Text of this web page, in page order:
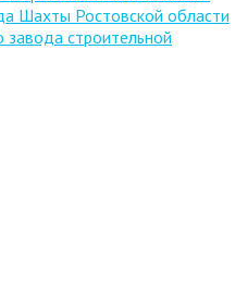
Шахты Ростовской области
завода строительной